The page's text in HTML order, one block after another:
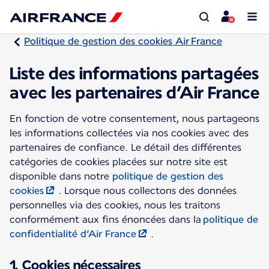
Politique de gestion des cookies Air France
Liste des informations partagées
avec les partenaires d’Air France
En fonction de votre consentement, nous partageons
les informations collectées via nos cookies avec des
partenaires de confiance. Le détail des différentes
catégories de cookies placées sur notre site est
disponible dans notre politique de gestion des
cookies
. Lorsque nous collectons des données
personnelles via des cookies, nous les traitons
conformément aux fins énoncées dans la politique de
confidentialité d’Air France
.
1. Cookies nécessaires